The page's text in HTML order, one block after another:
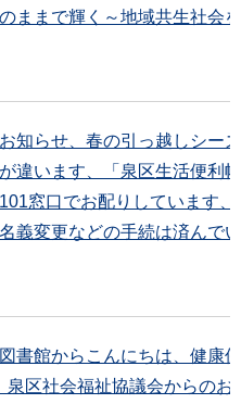
ままで輝く～地域共生社会
知らせ、春の引っ越しシー
違います、「泉区生活便利
窓口でお配りしています
義変更などの手続は済んで
書館からこんにちは、健康
泉区社会福祉協議会からの